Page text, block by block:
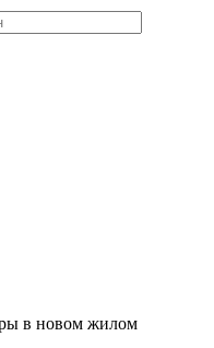
в новом жилом